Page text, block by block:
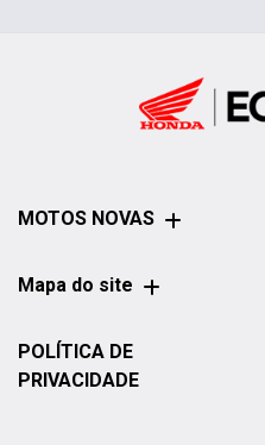
MOTOS NOVAS
Mapa do site
POLÍTICA DE
PRIVACIDADE